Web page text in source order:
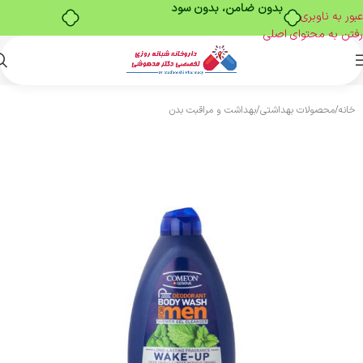
بدون ضامن، بدون سود
عبور به ناوبری
رفتن به محتوای اصلی
خانه/محصولات بهداشتی/بهداشت و مراقبت بدن